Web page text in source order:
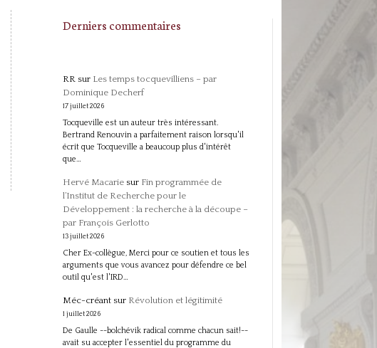
Derniers commentaires
RRsur Les temps tocquevilliens – par
Dominique Decherf
17 juillet 2026
Tocqueville est un auteur très intéressant.
Bertrand Renouvin a parfaitement raison lorsqu'il
écrit que Tocqueville a beaucoup plus d'intérêt
que…
Hervé Macariesur Fin programmée de
l’Institut de Recherche pour le
Développement : la recherche à la découpe –
par François Gerlotto
13 juillet 2026
Cher Ex-collègue, Merci pour ce soutien et tous les
arguments que vous avancez pour défendre ce bel
outil qu'est l'IRD…
Méc-créantsur Révolution et légitimité
1 juillet 2026
De Gaulle --bolchévik radical comme chacun sait!--
avait su accepter l'essentiel du programme du